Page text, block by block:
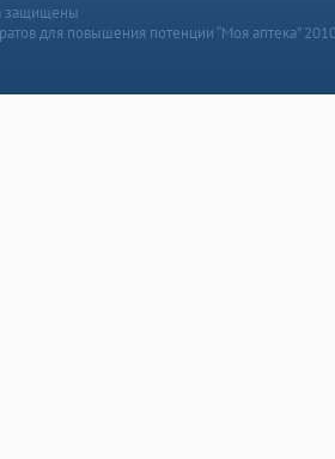
защищены
для повышения потенции “Моя аптека”